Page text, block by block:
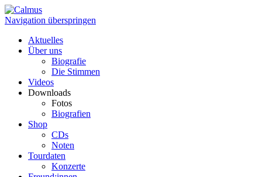
Navigation überspringen
Aktuelles
Über uns
Biografie
Die Stimmen
Videos
Downloads
Fotos
Biografien
Shop
CDs
Noten
Tourdaten
Konzerte